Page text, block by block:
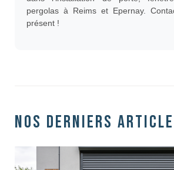
pergolas à Reims et Epernay.
présent !
Nos derniers